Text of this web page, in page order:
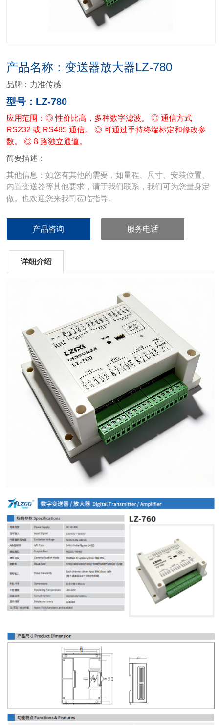
产品名称：变送器放大器LZ-780
品牌：力准传感
型号：LZ-780
应用范围：◎ 性价比高，多种数字滤波。 ◎ 通信方式
RS232 或 RS485 通信。 ◎ 可通过手持终端标定和修改参
数。 ◎ 8 路独立通道。
简要描述：
其他信息：如您有其他的需要，如量程、尺寸、安装位置、
内置变送器等其他要求，请于我们联系，我们可为您量身定
做。也欢迎您来我司莅临指导。
产品咨询 服务电话
详细介绍